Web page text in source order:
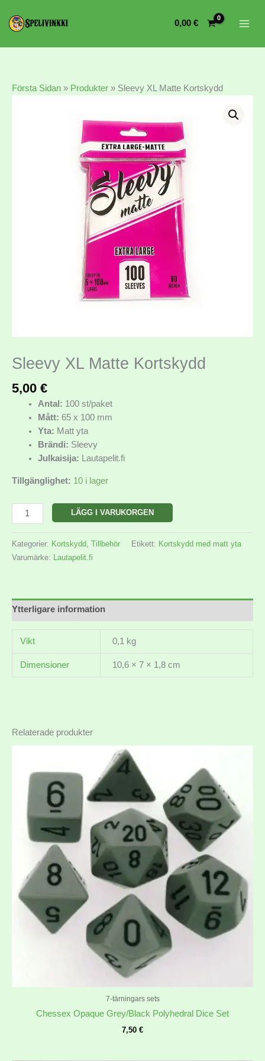
0,00 €
Första Sidan » Produkter » Sleevy XL Matte Kortskydd
Sleevy XL Matte Kortskydd
5,00 €
Antal: 100 st/paket
Mått: 65 x 100 mm
Yta: Matt yta
Brändi: Sleevy
Julkaisija: Lautapelit.fi
Tillgänglighet: 10 i lager
LÄGG I VARUKORGEN
Kategorier: Kortskydd Tillbehör Etikett: Kortskydd med matt yta
Varumärke: Lautapelit.fi
Ytterligare information
Vikt 0,1 kg
Dimensioner 10,6 × 7 × 1,8 cm
Relaterade produkter
7-tärningars sets
Chessex Opaque Grey/Black Polyhedral Dice Set
7,50 €